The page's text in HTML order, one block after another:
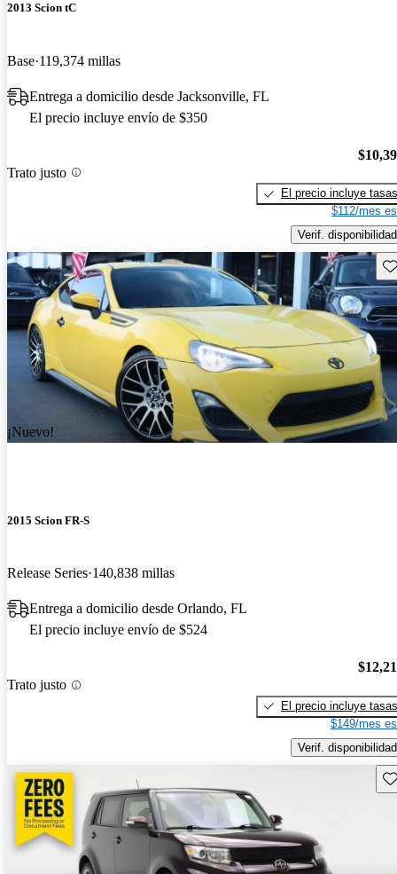
2013 Scion tC
Base 119,374 millas
Entrega a domicilio desde Jacksonville, FL
El precio incluye envío de $350
Trato justo
El precio incluye tasas
$112/mes
Verif. disponibilidad
¡Nuevo!
2015 Scion FR-S
Release Series 140,838 millas
Entrega a domicilio desde Orlando, FL
El precio incluye envío de $524
Trato justo
El precio incluye tasas
$149/mes
Verif. disponibilidad